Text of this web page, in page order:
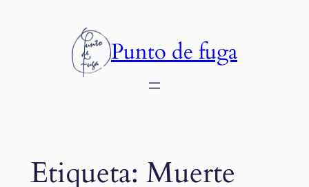
Punto de fuga
Etiqueta: Muerte